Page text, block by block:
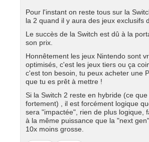
Pour l'instant on reste tous sur la
la 2 quand il y aura des jeux exclusifs
Le succès de la Switch est dû à la
son prix.
Honnêtement les jeux Nintendo sont
optimisés, c'est les jeux tiers ou ça
c'est ton besoin, tu peux acheter une
que tu es prêt à mettre !
Si la Switch 2 reste en hybride (ce
fortement) , il est forcément logique
sera "impactée", rien de plus logique,
à la même puissance que la "next
10x moins grosse.